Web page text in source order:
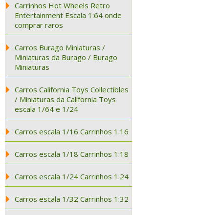
Carrinhos Hot Wheels Retro
Entertainment Escala 1:64 onde
comprar raros
Carros Burago Miniaturas /
Miniaturas da Burago / Burago
Miniaturas
Carros California Toys Collectibles
/ Miniaturas da California Toys
escala 1/64 e 1/24
Carros escala 1/16 Carrinhos 1:16
Carros escala 1/18 Carrinhos 1:18
Carros escala 1/24 Carrinhos 1:24
Carros escala 1/32 Carrinhos 1:32